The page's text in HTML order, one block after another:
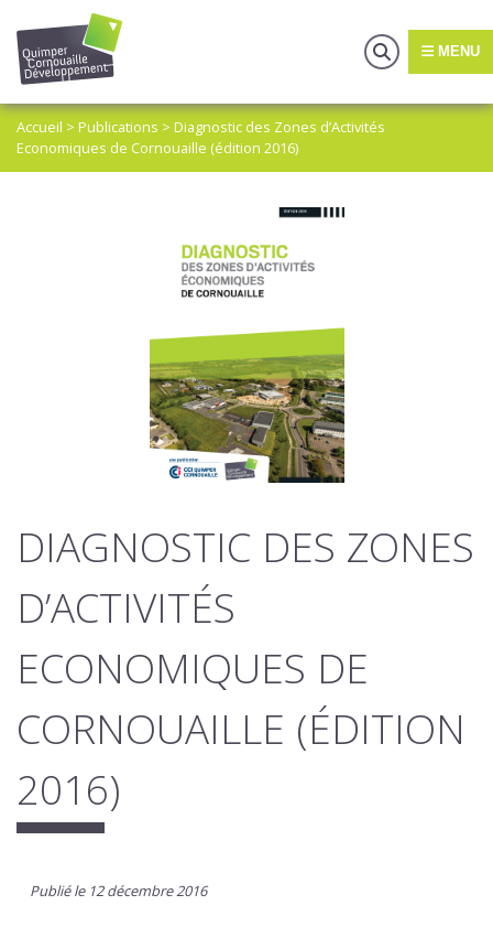
MENU
Accueil > Publications > Diagnostic des Zones d’Activités
Economiques de Cornouaille (édition 2016)
DIAGNOSTIC DES ZONES
D’ACTIVITÉS
ECONOMIQUES DE
CORNOUAILLE (ÉDITION
2016)
Publié le 12 décembre 2016